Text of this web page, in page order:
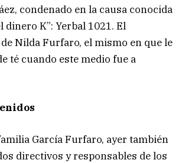
condenado en la causa conocida
dinero K”: Yerbal 1021. El
Nilda Furfaro, el mismo en que le
té cuando este medio fue a
García Furfaro, ayer también
directivos y responsables de los